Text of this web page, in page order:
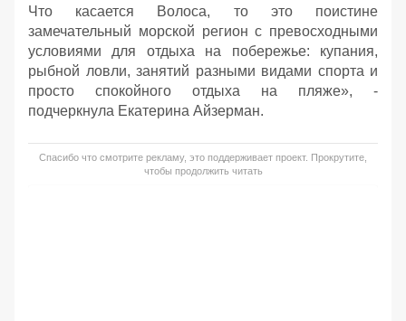
Что касается Волоса, то это поистине
замечательный морской регион с превосходными
условиями для отдыха на побережье: купания,
рыбной ловли, занятий разными видами спорта и
просто спокойного отдыха на пляже», -
подчеркнула Екатерина Айзерман.
Спасибо что смотрите рекламу, это поддерживает проект. Прокрутите,
чтобы продолжить читать